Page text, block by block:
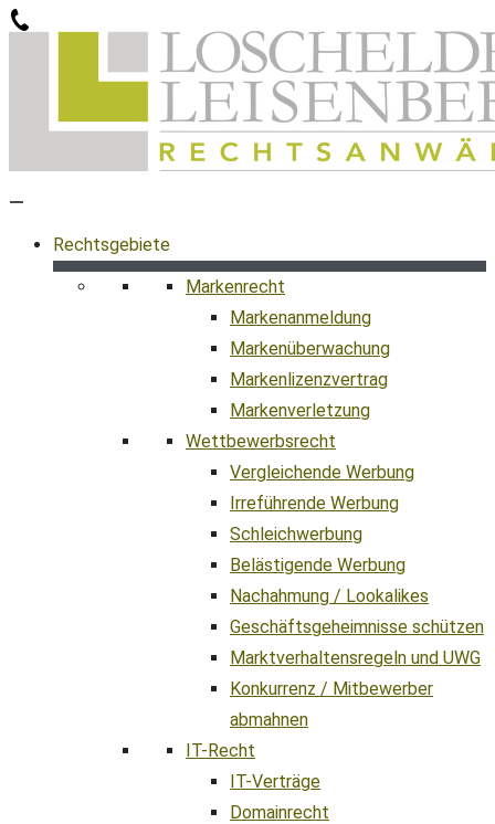
Zum
Rechtsgebiete
Markenrecht
Markenanmeldung
Markenüberwachung
Markenlizenzvertrag
Markenverletzung
Wettbewerbsrecht
Vergleichende Werbung
Irreführende Werbung
Schleichwerbung
Belästigende Werbung
Nachahmung / Lookalikes
Geschäftsgeheimnisse schützen
Marktverhaltensregeln und UWG
Konkurrenz / Mitbewerber
abmahnen
IT-Recht
IT-Verträge
Domainrecht